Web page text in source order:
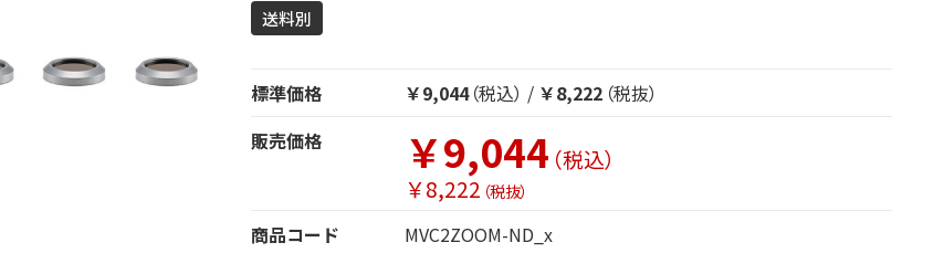
送料別
標準価格 ￥9,044 （税込） / ￥8,222 （税抜）
販売価格
￥9,044 （税込）
￥8,222 （税抜）
商品コード
MVC2ZOOM-ND_x